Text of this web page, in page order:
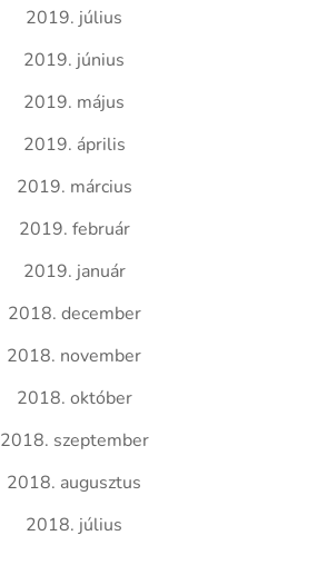
2019. július
2019. június
2019. május
2019. április
2019. március
2019. február
2019. január
2018. december
2018. november
2018. október
2018. szeptember
2018. augusztus
2018. július